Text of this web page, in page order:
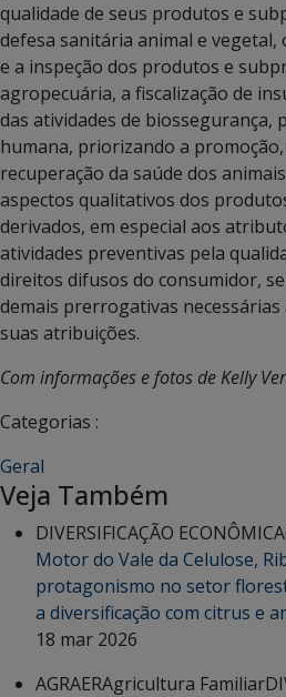
qualidade de seus produtos e
defesa sanitária animal e vegetal,
e a inspeção dos produtos e
agropecuária, a fiscalização de
das atividades de biossegurança,
humana, priorizando a
recuperação da saúde dos
aspectos qualitativos dos
derivados, em especial aos
atividades preventivas pela
direitos difusos do consumidor,
demais prerrogativas necessárias
suas atribuições.
Com informações e fotos de Kelly
Categorias :
Geral
Veja Também
DIVERSIFICAÇÃO ECONÔMICA
Motor do Vale da Celulose,
protagonismo no setor
a diversificação com citrus e
18 mar 2026
AGRAERAgricultura Familiar